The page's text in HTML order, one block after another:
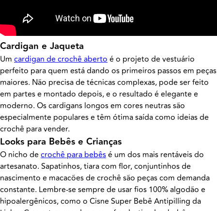
Cardigan e Jaqueta
Um cardigan de crochê abertoé o projeto de vestuário
perfeito para quem está dando os primeiros passos em peças
maiores. Não precisa de técnicas complexas, pode ser feito
em partes e montado depois, e o resultado é elegante e
moderno. Os cardigans longos em cores neutras são
especialmente populares e têm ótima saída como ideias de
crochê para vender.
Looks para Bebês e Crianças
O nicho de crochê para bebêsé um dos mais rentáveis do
artesanato. Sapatinhos, tiara com flor, conjuntinhos de
nascimento e macacões de crochê são peças com demanda
constante. Lembre-se sempre de usar fios 100% algodão e
hipoalergênicos, como o Cisne Super Bebê Antipilling da